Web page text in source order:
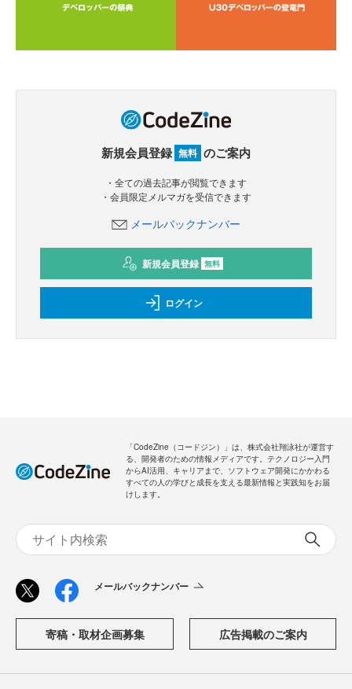
新規会員登録 無料 のご案内
・全ての過去記事が閲覧できます
・会員限定メルマガを受信できます
メールバックナンバー
新規会員登録 無料
ログイン
「CodeZine（コードジン）」は、株式会社翔泳社が運営す
る、開発者のための情報メディアです。テクノロジー入門
からAI活用、キャリアまで、ソフトウェア開発にかかわる
すべての人の学びと成長を支える最新情報と実践知をお届
けします。
メールバックナンバー
寄稿・取材企画募集 広告掲載のご案内